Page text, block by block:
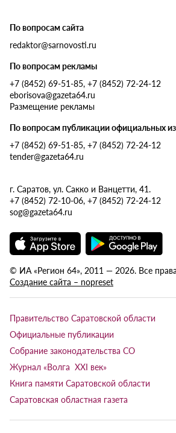
По вопросам сайта
redaktor@sarnovosti.ru
По вопросам рекламы
+7 (8452) 69-51-85, +7 (8452) 72-24-12
eborisova@gazeta64.ru
Размещение рекламы
По вопросам публикации официальных
+7 (8452) 69-51-85, +7 (8452) 72-24-12
tender@gazeta64.ru
г. Саратов, ул. Сакко и Ванцетти, 41.
+7 (8452) 72-10-06, +7 (8452) 72-24-12
sog@gazeta64.ru
© ИА «Регион 64», 2011 — 2026. Все
Создание сайта – nopreset
Правительство Саратовской области
Официальные публикации
Собрание законодательства СО
Журнал «Волга XXI век»
Книга памяти Саратовской области
Саратовская областная газета